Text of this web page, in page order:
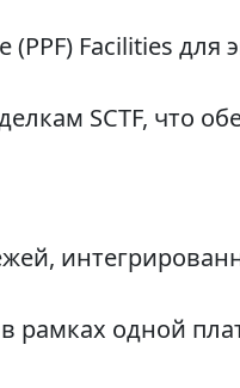
Facilities для
SCTF, что
рамках одной